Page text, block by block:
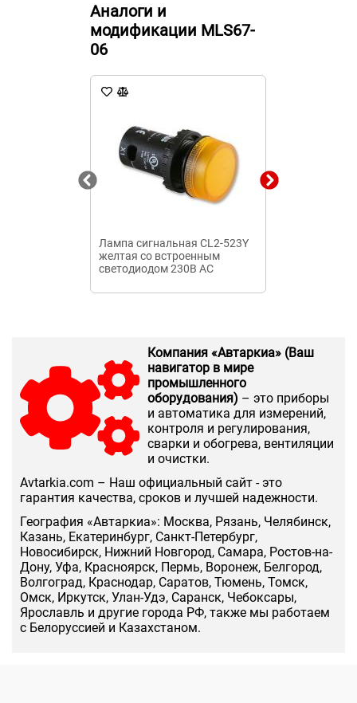
Аналоги и
модификации MLS67-
06
Лампа сигнальная CL2-523Y
желтая со встроенным
светодиодом 230В AC
Компания «Автаркиа» (Ваш
навигатор в мире
промышленного
оборудования) – это приборы
и автоматика для измерений,
контроля и регулирования,
сварки и обогрева, вентиляции
и очистки.
Аvtarkia.com – Наш официальный сайт - это
гарантия качества, сроков и лучшей надежности.
География «Автаркиа»: Москва, Рязань, Челябинск,
Казань, Екатеринбург, Санкт-Петербург,
Новосибирск, Нижний Новгород, Самара, Ростов-на-
Дону, Уфа, Красноярск, Пермь, Воронеж, Белгород,
Волгоград, Краснодар, Саратов, Тюмень, Томск,
Омск, Иркутск, Улан-Удэ, Саранск, Чебоксары,
Ярославль и другие города РФ, также мы работаем
с Белоруссией и Казахстаном.